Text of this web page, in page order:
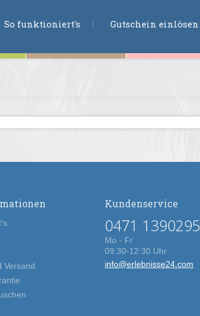
So funktioniert's Gutschein einlösen
Versand
Kundenservice
0471 1390295
Mo - Fr
09:30-12:30 Uhr
info@erlebnisse24.com